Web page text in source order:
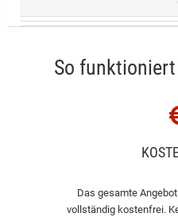
So
Das gesamte
vollständig kostenfrei.